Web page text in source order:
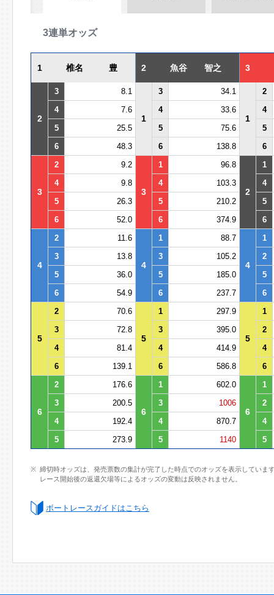
3連単オッズ
1 椎名 豊 2 魚谷 智之 3
2
3 8.1
1
3 34.1
1
2
4
7.6 4 33.6
4
5
25.5 5 75.6
5
6
48.3 6 138.8 6
3
2 9.2
3
1 96.8
2
1
4
9.8 4 103.3
4
5
26.3 5 210.2
5
6
52.0 6 374.9 6
4
2 11.6
4
1 88.7
4
1
3
13.8 3 105.2
2
5
36.0 5 185.0
5
6
54.9 6 237.7 6
5
2 70.6
5
1 297.9
5
1
3
72.8 3 395.0
2
4
81.4 4 414.9
4
6
139.1 6 586.8 6
6
2 176.6
6
1 602.0
6
1
3
200.5 3 1006
2
4
192.4 4 870.7
4
5
273.9 5 1140 5
締切時オッズは、発売票数の集計が完了した時点でのオッズを表示していま
レース開始後の返還欠場等によるオッズの変動は反映されません。
ボートレースガイドはこちら